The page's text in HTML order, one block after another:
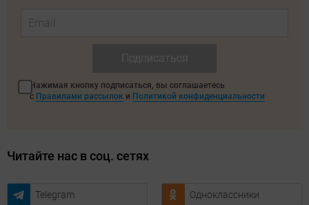
Нажимая кнопку подписаться, вы соглашаетесь
с Правилами рассылок и Политикой конфиденциальности
Читайте нас в соц. сетях
Telegram Одноклассники